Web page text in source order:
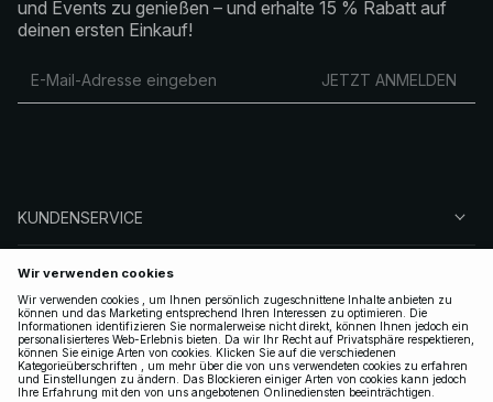
und Events zu genießen – und erhalte 15 % Rabatt auf
deinen ersten Einkauf!
JETZT ANMELDEN
KUNDENSERVICE
ÜBER NA-KD
FOLGEN SIE UNS
LEGAL